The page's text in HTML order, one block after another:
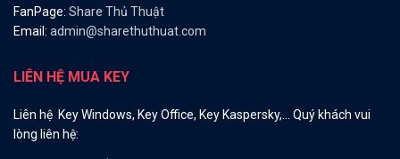
FanPage: Share Thủ Thuật
Email: admin@sharethuthuat.com
LIÊN HỆ MUA KEY
Liên hệ Key Windows, Key Office, Key Kaspersky,… Quý khách vui
lòng liên hệ: